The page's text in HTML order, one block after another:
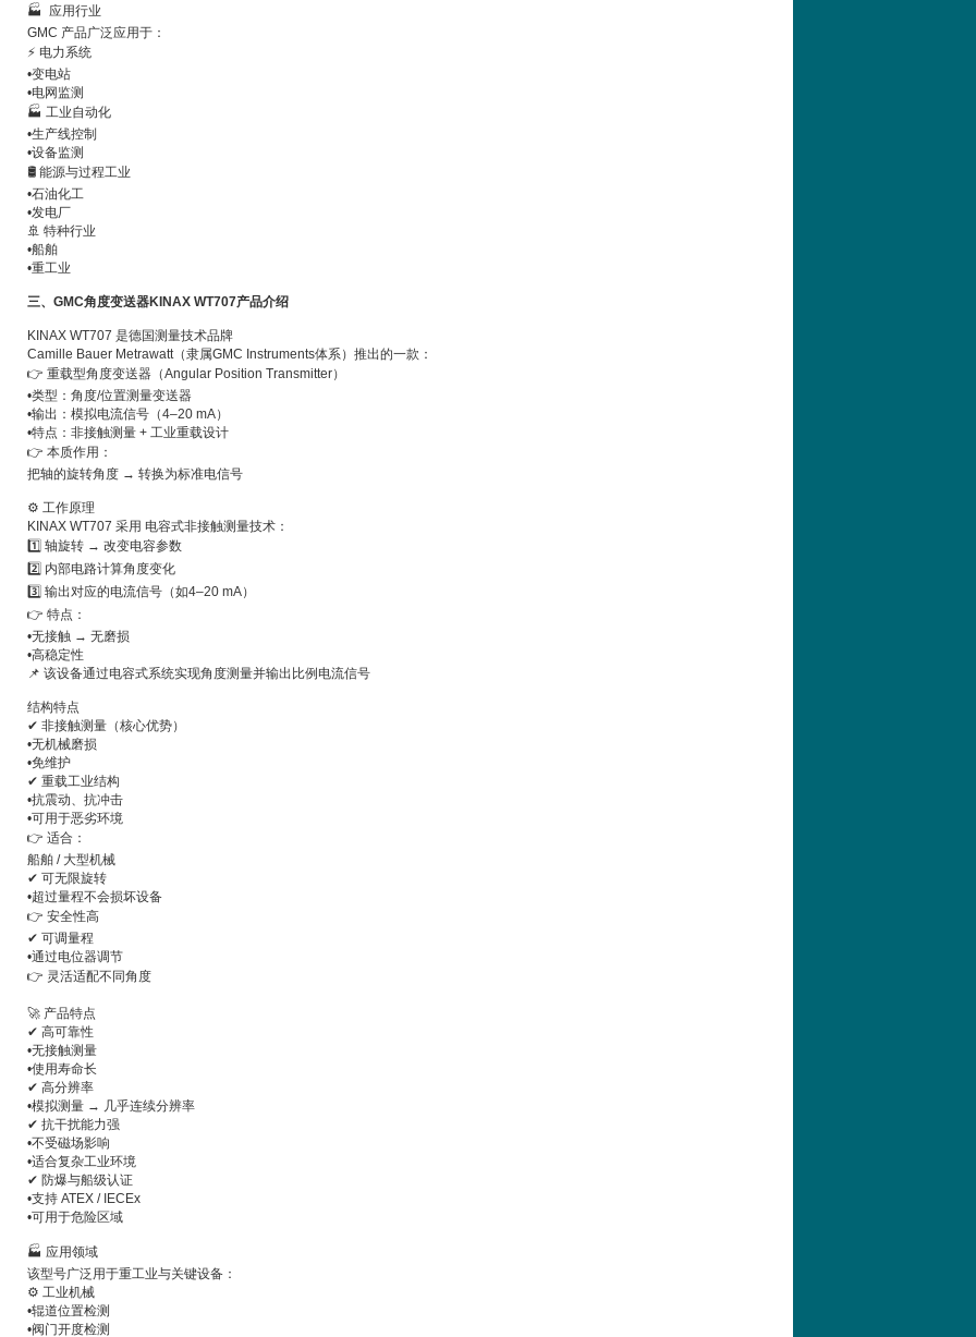
🏭 应用行业
GMC 产品广泛应用于：
⚡ 电力系统
•变电站
•电网监测
🏭 工业自动化
•生产线控制
•设备监测
🛢️ 能源与过程工业
•石油化工
•发电厂
🚢 特种行业
•船舶
•重工业
三、GMC角度变送器KINAX WT707产品介绍
KINAX WT707 是德国测量技术品牌
Camille Bauer Metrawatt（隶属GMC Instruments体系）推出的一款：
👉 重载型角度变送器（Angular Position Transmitter）
•类型：角度/位置测量变送器
•输出：模拟电流信号（4–20 mA）
•特点：非接触测量 + 工业重载设计
👉 本质作用：
把轴的旋转角度 → 转换为标准电信号
⚙️ 工作原理
KINAX WT707 采用 电容式非接触测量技术：
1️⃣ 轴旋转 → 改变电容参数
2️⃣ 内部电路计算角度变化
3️⃣ 输出对应的电流信号（如4–20 mA）
👉 特点：
•无接触 → 无磨损
•高稳定性
📌 该设备通过电容式系统实现角度测量并输出比例电流信号
结构特点
✔ 非接触测量（核心优势）
•无机械磨损
•免维护
✔ 重载工业结构
•抗震动、抗冲击
•可用于恶劣环境
👉 适合：
船舶 / 大型机械
✔ 可无限旋转
•超过量程不会损坏设备
👉 安全性高
✔ 可调量程
•通过电位器调节
👉 灵活适配不同角度
🚀 产品特点
✔ 高可靠性
•无接触测量
•使用寿命长
✔ 高分辨率
•模拟测量 → 几乎连续分辨率
✔ 抗干扰能力强
•不受磁场影响
•适合复杂工业环境
✔ 防爆与船级认证
•支持 ATEX / IECEx
•可用于危险区域
🏭 应用领域
该型号广泛用于重工业与关键设备：
⚙️ 工业机械
•辊道位置检测
•阀门开度检测